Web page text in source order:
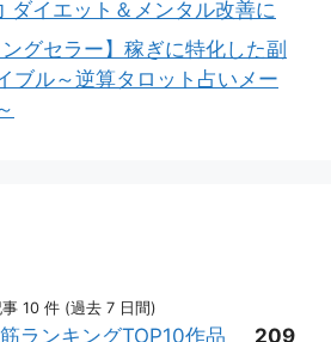
ダイエット＆メンタル改善に
グセラー】稼ぎに特化した副
ブル～逆算タロット占いメー
10 件 (過去 7 日間)
ランキングTOP10作品
209